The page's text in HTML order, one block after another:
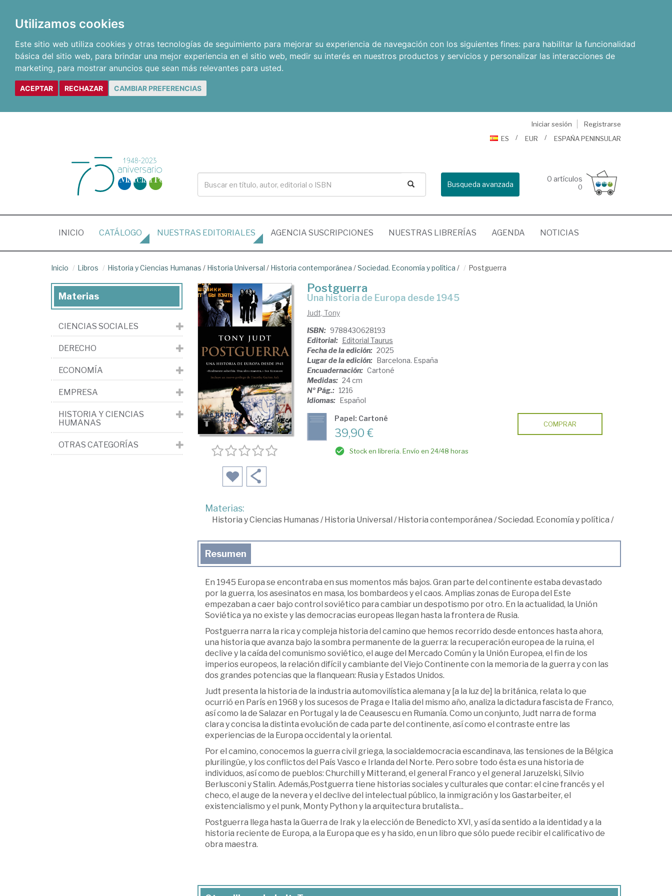
Utilizamos cookies
Este sitio web utiliza cookies y otras tecnologías de seguimiento para mejorar su experiencia de navegación con los siguientes fines: para habilitar la funcionalidad
básica del sitio web, para brindar una mejor experiencia en el sitio web, medir su interés en nuestros productos y servicios y personalizar las interacciones de
marketing, para mostrar anuncios que sean más relevantes para usted.
ACEPTAR RECHAZAR CAMBIAR PREFERENCIAS
Iniciar sesión
Registrarse
ES
EUR ESPAÑA PENINSULAR
Busqueda avanzada
0 artículos
0
INICIO (CURRENT)
CATÁLOGO NUESTRAS EDITORIALES AGENCIA SUSCRIPCIONES NUESTRAS LIBRERÍAS AGENDA NOTICIAS
Inicio Libros Historia y Ciencias Humanas / Historia Universal / Historia contemporánea /Sociedad. Economía y política / Postguerra
Postguerra
Una historia de Europa desde 1945
Judt, Tony
ISBN: 9788430628193
Editorial: Editorial Taurus
Fecha de la edición: 2025
Lugar de la edición: Barcelona. España
Encuadernación: Cartoné
Medidas: 24 cm
Nº Pág.: 1216
Idiomas: Español
Papel: Cartoné
39,90 €
Stock en librería. Envío en 24/48 horas
COMPRAR
Materias:
Historia y Ciencias Humanas/Historia Universal /Historia contemporánea /Sociedad. Economía y política /
Resumen
En 1945 Europa se encontraba en sus momentos más bajos. Gran parte del continente estaba devastado
por la guerra, los asesinatos en masa, los bombardeos y el caos. Amplias zonas de Europa del Este
empezaban a caer bajo control soviético para cambiar un despotismo por otro. En la actualidad, la Unión
Soviética ya no existe y las democracias europeas llegan hasta la frontera de Rusia.
Postguerra narra la rica y compleja historia del camino que hemos recorrido desde entonces hasta ahora,
una historia que avanza bajo la sombra permanente de la guerra: la recuperación europea de la ruina, el
declive y la caída del comunismo soviético, el auge del Mercado Común y la Unión Europea, el fin de los
imperios europeos, la relación difícil y cambiante del Viejo Continente con la memoria de la guerra y con las
dos grandes potencias que la flanquean: Rusia y Estados Unidos.
Judt presenta la historia de la industria automovilística alemana y [a la luz de] la británica, relata lo que
ocurrió en París en 1968 y los sucesos de Praga e Italia del mismo año, analiza la dictadura fascista de Franco,
así como la de Salazar en Portugal y la de Ceausescu en Rumanía. Como un conjunto, Judt narra de forma
clara y concisa la distinta evolución de cada parte del continente, así como el contraste entre las
experiencias de la Europa occidental y la oriental.
Por el camino, conocemos la guerra civil griega, la socialdemocracia escandinava, las tensiones de la Bélgica
plurilingüe, y los conflictos del País Vasco e Irlanda del Norte. Pero sobre todo ésta es una historia de
individuos, así como de pueblos: Churchill y Mitterand, el general Franco y el general Jaruzelski, Silvio
Berlusconi y Stalin. Además,Postguerra tiene historias sociales y culturales que contar: el cine francés y el
checo, el auge de la nevera y el declive del intelectual público, la inmigración y los Gastarbeiter, el
existencialismo y el punk, Monty Python y la arquitectura brutalista...
Postguerra llega hasta la Guerra de Irak y la elección de Benedicto XVI, y así da sentido a la identidad y a la
historia reciente de Europa, a la Europa que es y ha sido, en un libro que sólo puede recibir el calificativo de
obra maestra.
Materias
CIENCIAS SOCIALES
DERECHO
ECONOMÍA
EMPRESA
HISTORIA Y CIENCIAS
HUMANAS
OTRAS CATEGORÍAS